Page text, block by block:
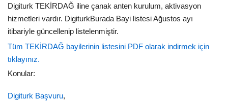
Digiturk TEKİRDAĞ iline çanak anten kurulum, aktivasyon
hizmetleri vardır. DigiturkBurada Bayi listesi Ağustos ayı
itibariyle güncellenip listelenmiştir.
Tüm TEKİRDAĞ bayilerinin listesini PDF olarak indirmek için
tıklayınız.
Konular:
Digiturk Başvuru,